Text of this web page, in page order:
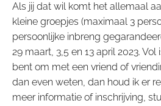
Als jij dat wil komt het allemaal
kleine groepjes (maximaal 3
persoonlijke inbreng
29 maart, 3,5 en 13 april 2023.
bent om met een vriend of
dan even weten, dan houd ik er
meer informatie of inschrijving,